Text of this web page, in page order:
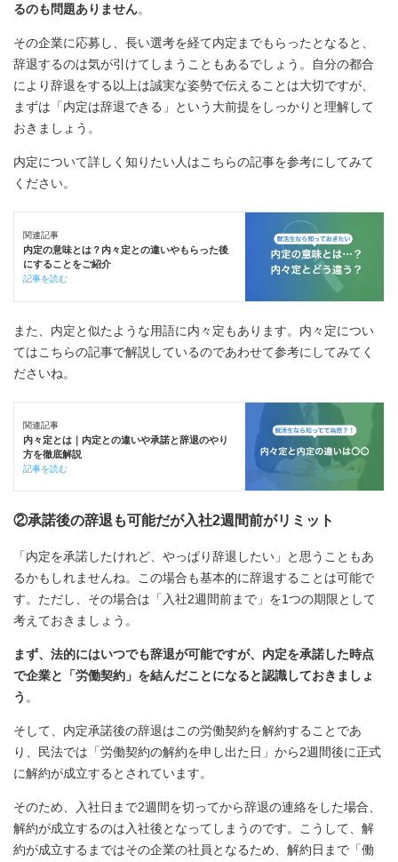
るのも問題ありません。
その企業に応募し、長い選考を経て内定までもらったとなると、
辞退するのは気が引けてしまうこともあるでしょう。自分の都合
により辞退をする以上は誠実な姿勢で伝えることは大切ですが、
まずは「内定は辞退できる」という大前提をしっかりと理解して
おきましょう。
内定について詳しく知りたい人はこちらの記事を参考にしてみて
ください。
関連記事
内定の意味とは？内々定との違いやもらった後
にすることをご紹介
記事を読む
また、内定と似たような用語に内々定もあります。内々定につい
てはこちらの記事で解説しているのであわせて参考にしてみてく
ださいね。
関連記事
内々定とは｜内定との違いや承諾と辞退のやり
方を徹底解説
記事を読む
②承諾後の辞退も可能だが入社2週間前がリミット
「内定を承諾したけれど、やっぱり辞退したい」と思うこともあ
るかもしれませんね。この場合も基本的に辞退することは可能で
す。ただし、その場合は「入社2週間前まで」を1つの期限として
考えておきましょう。
まず、法的にはいつでも辞退が可能ですが、内定を承諾した時点
で企業と「労働契約」を結んだことになると認識しておきましょ
う 。
そして、内定承諾後の辞退はこの労働契約を解約することであ
り、民法では「労働契約の解約を申し出た日」から2週間後に正式
に解約が成立するとされています。
そのため、入社日まで2週間を切ってから辞退の連絡をした場合、
解約が成立するのは入社後となってしまうのです。こうして、解
約が成立するまではその企業の社員となるため、解約日まで「働